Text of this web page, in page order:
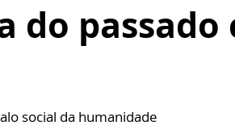
do passado
social da humanidade